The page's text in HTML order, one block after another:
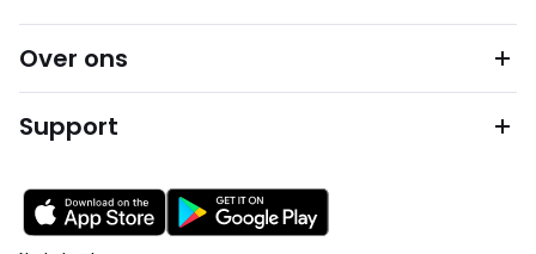
Over ons
Support